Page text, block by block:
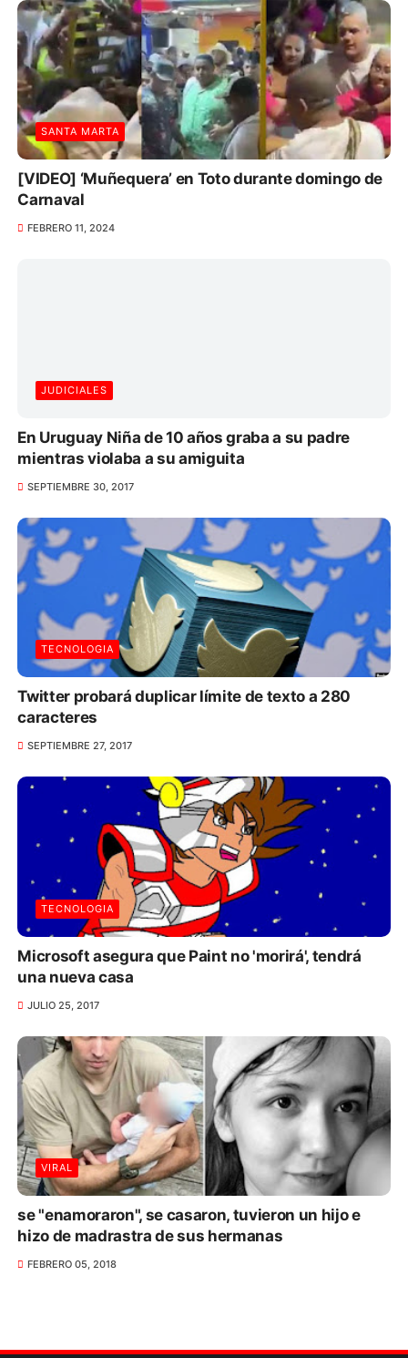
SANTA MARTA
[VIDEO] ‘Muñequera’ en Toto durante domingo de
Carnaval
FEBRERO 11, 2024
JUDICIALES
En Uruguay Niña de 10 años graba a su padre
mientras violaba a su amiguita
SEPTIEMBRE 30, 2017
TECNOLOGIA
Twitter probará duplicar límite de texto a 280
caracteres
SEPTIEMBRE 27, 2017
TECNOLOGIA
Microsoft asegura que Paint no 'morirá', tendrá
una nueva casa
JULIO 25, 2017
VIRAL
se "enamoraron", se casaron, tuvieron un hijo e
hizo de madrastra de sus hermanas
FEBRERO 05, 2018